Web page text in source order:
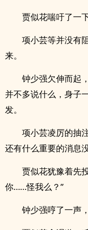
贾似花喘吁了一
项小芸等并没有
来。
钟少强欠伸而起
并不多说什么，身子
发。
项小芸凌厉的抽
还有什么重要的消息
贾似花犹豫着先
你……怪我么？”
钟少强哼了一声